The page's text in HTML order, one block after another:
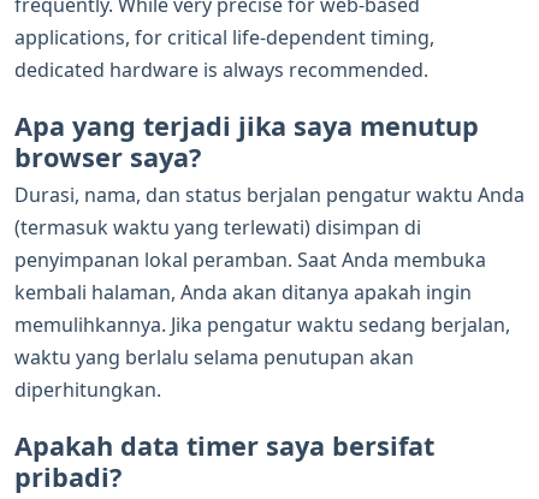
applications, for critical life-dependent timing,
dedicated hardware is always recommended.
Apa yang terjadi jika saya menutup
browser saya?
Durasi, nama, dan status berjalan pengatur waktu Anda
(termasuk waktu yang terlewati) disimpan di
penyimpanan lokal peramban. Saat Anda membuka
kembali halaman, Anda akan ditanya apakah ingin
memulihkannya. Jika pengatur waktu sedang berjalan,
waktu yang berlalu selama penutupan akan
diperhitungkan.
Apakah data timer saya bersifat
pribadi?